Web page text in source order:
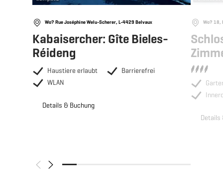
Wo? Rue Joséphine Welu-Scherer, L-4429 Belvaux
Kabaisercher: Gîte Bieles-
Réideng
Haustiere erlaubt
Barrierefrei
WLAN
Details & Buchung
Wo? 18,
Details